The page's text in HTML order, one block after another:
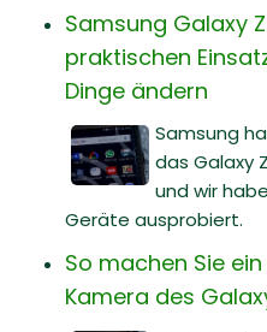
Samsung Galaxy
praktischen
Dinge ändern
Samsung
das Galaxy
und wir
Geräte ausprobiert.
So machen Sie
Kamera des